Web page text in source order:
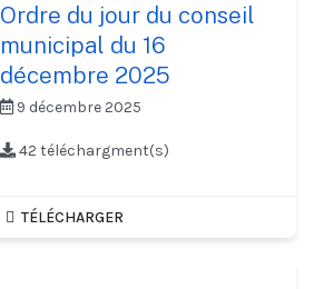
Ordre du jour du conseil
municipal du 16
décembre 2025
9 décembre 2025
42 téléchargment(s)
TÉLÉCHARGER